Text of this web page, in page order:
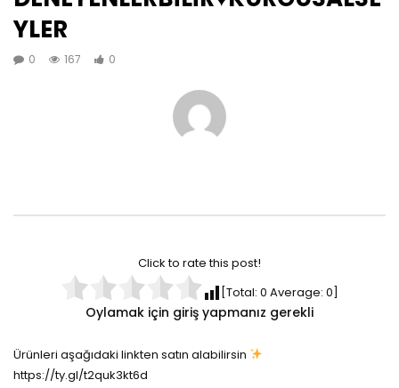
YLER
0 167 0
Click to rate this post!
[Total: 0 Average: 0]
Oylamak için giriş yapmanız gerekli
Ürünleri aşağıdaki linkten satın alabilirsin
https://ty.gl/t2quk3kt6d